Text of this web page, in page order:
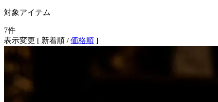
対象アイテム
7件
表示変更 [ 新着順 /価格順 ]